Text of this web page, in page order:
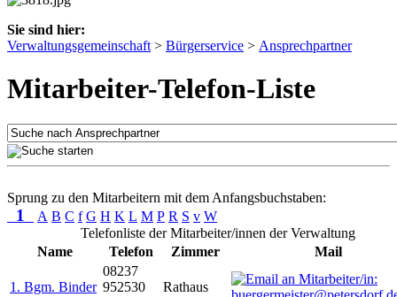
Sie sind hier:
Verwaltungsgemeinschaft > Bürgerservice > Ansprechpartner
Mitarbeiter-Telefon-Liste
Sprung zu den Mitarbeitern mit dem Anfangsbuchstaben:
1 A B C f G H K L M P R S v W
Telefonliste der Mitarbeiter/innen der Verwaltung
Name
Telefon Zimmer Mail
1. Bgm. Binder
08237
952530
Rathaus